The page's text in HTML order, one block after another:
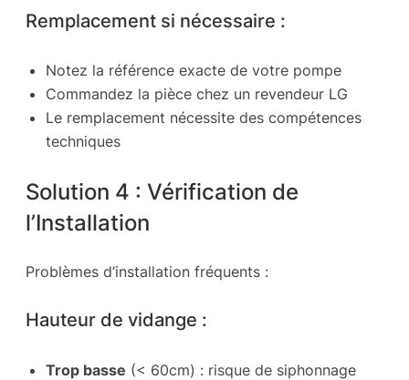
Remplacement si nécessaire :
Notez la référence exacte de votre pompe
Commandez la pièce chez un revendeur LG
Le remplacement nécessite des compétences
techniques
Solution 4 : Vérification de
l’Installation
Problèmes d’installation fréquents :
Hauteur de vidange :
Trop basse (< 60cm) : risque de siphonnage